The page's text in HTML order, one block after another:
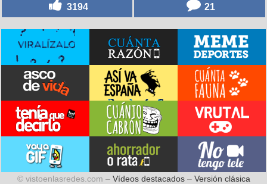
3194 21
© vistoenlasredes.com – Vídeos destacados– Versión clásica